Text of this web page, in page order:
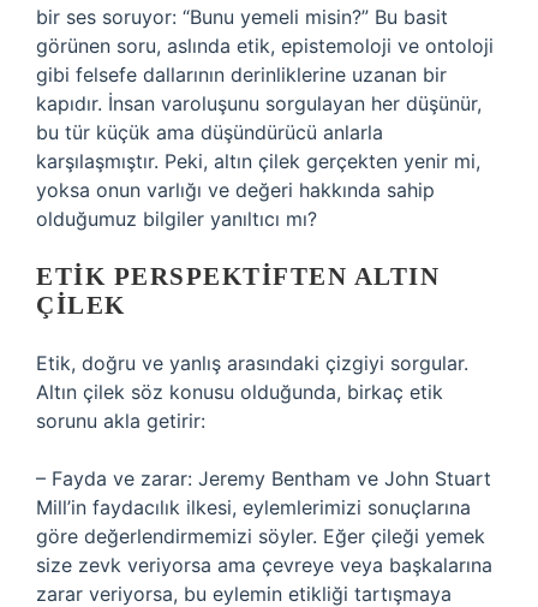
bir ses soruyor: “Bunu yemeli misin?” Bu basit
görünen soru, aslında etik, epistemoloji ve ontoloji
gibi felsefe dallarının derinliklerine uzanan bir
kapıdır. İnsan varoluşunu sorgulayan her düşünür,
bu tür küçük ama düşündürücü anlarla
karşılaşmıştır. Peki, altın çilek gerçekten yenir mi,
yoksa onun varlığı ve değeri hakkında sahip
olduğumuz bilgiler yanıltıcı mı?
ETIK PERSPEKTIFTEN ALTIN
ÇILEK
Etik, doğru ve yanlış arasındaki çizgiyi sorgular.
Altın çilek söz konusu olduğunda, birkaç etik
sorunu akla getirir:
– Fayda ve zarar: Jeremy Bentham ve John Stuart
Mill’in faydacılık ilkesi, eylemlerimizi sonuçlarına
göre değerlendirmemizi söyler. Eğer çileği yemek
size zevk veriyorsa ama çevreye veya başkalarına
zarar veriyorsa, bu eylemin etikliği tartışmaya